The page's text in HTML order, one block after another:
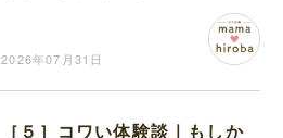
プの花だけが摘み取られた
2026年07月31日
［５］コワい体験談｜もしか